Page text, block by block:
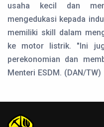
usaha kecil dan
mengedukasi kepada
memiliki skill dalam
ke motor listrik. "Ini
perekonomian dan
Menteri ESDM. (DAN/TW)